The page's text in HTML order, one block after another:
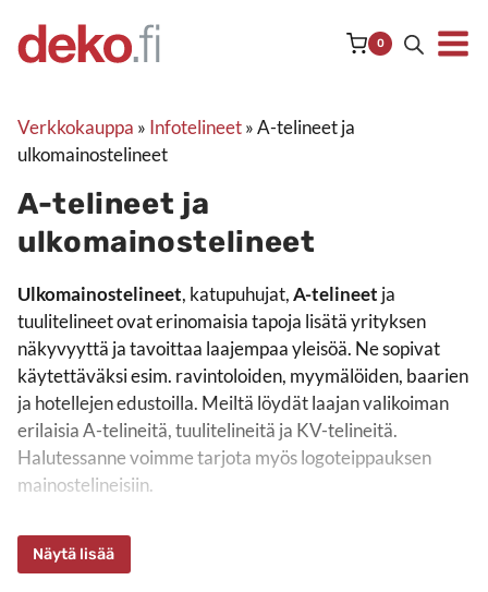
sisältöön
0
Verkkokauppa » Infotelineet»A-telineet ja
ulkomainostelineet
A-telineet ja
ulkomainostelineet
Ulkomainostelineet, katupuhujat,A-telineet ja
tuulitelineet ovat erinomaisia tapoja lisätä yrityksen
näkyvyyttä ja tavoittaa laajempaa yleisöä. Ne sopivat
käytettäväksi esim. ravintoloiden, myymälöiden, baarien
ja hotellejen edustoilla. Meiltä löydät laajan valikoiman
erilaisia A-telineitä, tuulitelineitä ja KV-telineitä.
Halutessanne voimme tarjota myös logoteippauksen
mainostelineisiin.
Näytä lisää